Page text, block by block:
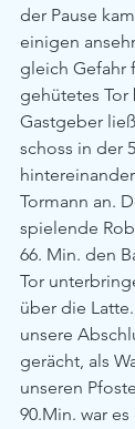
der Pause
einigen
gleich Gefahr
gehütetes
Gastgeber
schoss in der
Tormann an.
spielende
66. Min. den
Tor
über die
unsere
gerächt, als
unseren
90.Min. war